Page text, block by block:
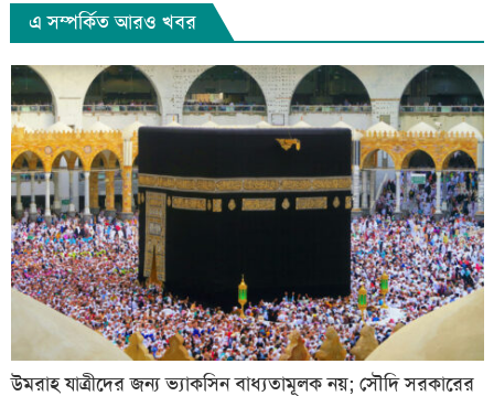
এ সম্পর্কিত আরও খবর
উমরাহ যাত্রীদের জন্য ভ্যাকসিন বাধ্যতামূলক নয়; সৌদি সরকারের